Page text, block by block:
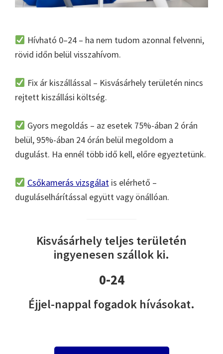
Hívható 0–24 – ha nem tudom azonnal felvenni,
rövid időn belül visszahívom.
Fix ár kiszállással – Kisvásárhely területén nincs
rejtett kiszállási költség.
Gyors megoldás – az esetek 75%-ában 2 órán
belül, 95%-ában 24 órán belül megoldom a
dugulást. Ha ennél több idő kell, előre egyeztetünk.
Csőkamerás vizsgálatis elérhető –
duguláselhárítással együtt vagy önállóan.
Kisvásárhely teljes területén
ingyenesen szállok ki.
0-24
Éjjel-nappal fogadok hívásokat.